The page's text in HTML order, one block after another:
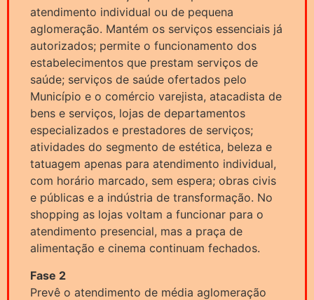
atendimento individual ou de pequena
aglomeração. Mantém os serviços essenciais já
autorizados; permite o funcionamento dos
estabelecimentos que prestam serviços de
saúde; serviços de saúde ofertados pelo
Município e o comércio varejista, atacadista de
bens e serviços, lojas de departamentos
especializados e prestadores de serviços;
atividades do segmento de estética, beleza e
tatuagem apenas para atendimento individual,
com horário marcado, sem espera; obras civis
e públicas e a indústria de transformação. No
shopping as lojas voltam a funcionar para o
atendimento presencial, mas a praça de
alimentação e cinema continuam fechados.
Fase 2
Prevê o atendimento de média aglomeração